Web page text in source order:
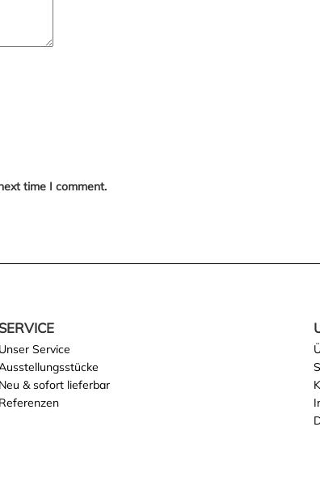
time I comment.
SERVICE
Unser Service
Neu & sofort lieferbar
Referenzen